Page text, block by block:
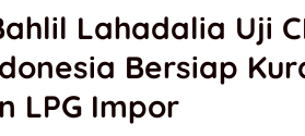
Lahadalia Uji
Bersiap
LPG Impor